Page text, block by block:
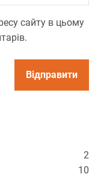
сайту в цьому
2
10